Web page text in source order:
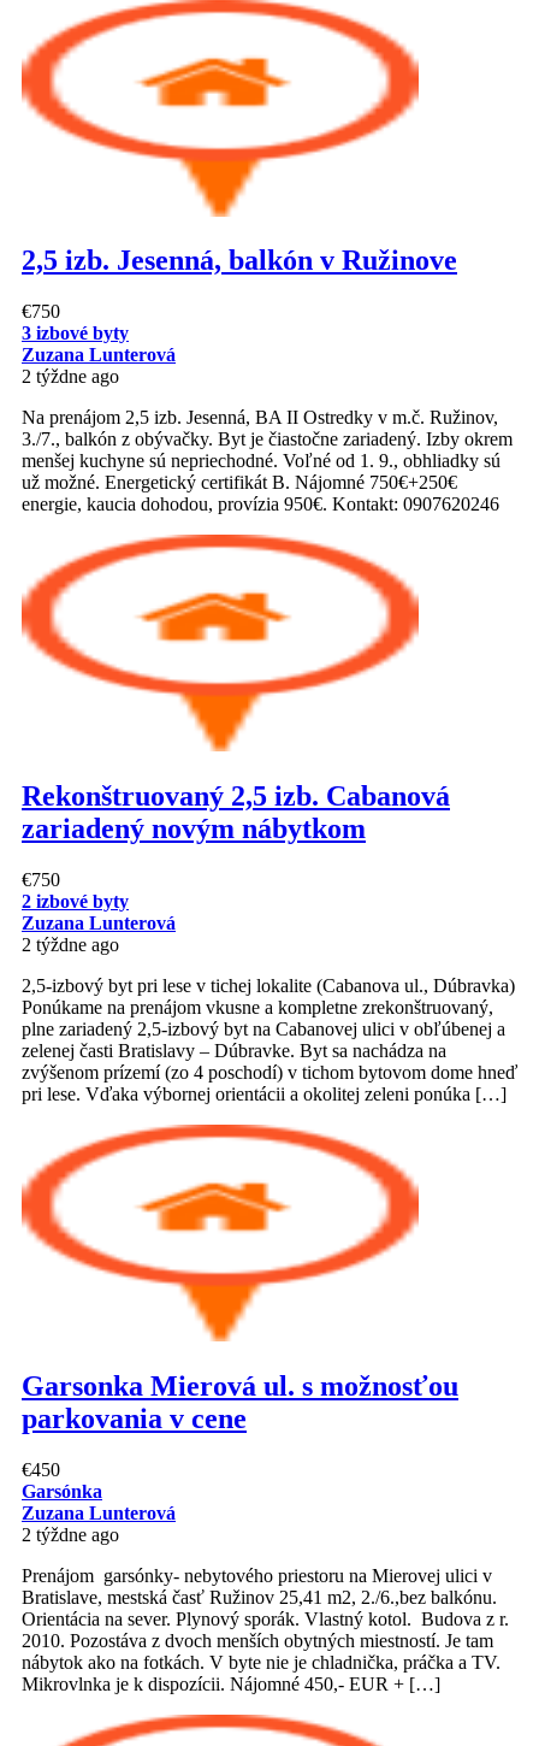
2,5 izb. Jesenná, balkón v Ružinove
€750
3 izbové byty
Zuzana Lunterová
2 týždne ago
Na prenájom 2,5 izb. Jesenná, BA II Ostredky v m.č. Ružinov,
3./7., balkón z obývačky. Byt je čiastočne zariadený. Izby okrem
menšej kuchyne sú nepriechodné. Voľné od 1. 9., obhliadky sú
už možné. Energetický certifikát B. Nájomné 750€+250€
energie, kaucia dohodou, provízia 950€. Kontakt: 0907620246
Rekonštruovaný 2,5 izb. Cabanová
zariadený novým nábytkom
€750
2 izbové byty
Zuzana Lunterová
2 týždne ago
2,5-izbový byt pri lese v tichej lokalite (Cabanova ul., Dúbravka)
Ponúkame na prenájom vkusne a kompletne zrekonštruovaný,
plne zariadený 2,5-izbový byt na Cabanovej ulici v obľúbenej a
zelenej časti Bratislavy – Dúbravke. Byt sa nachádza na
zvýšenom prízemí (zo 4 poschodí) v tichom bytovom dome hneď
pri lese. Vďaka výbornej orientácii a okolitej zeleni ponúka […]
Garsonka Mierová ul. s možnosťou
parkovania v cene
€450
Garsónka
Zuzana Lunterová
2 týždne ago
Prenájom garsónky- nebytového priestoru na Mierovej ulici v
Bratislave, mestská časť Ružinov 25,41 m2, 2./6.,bez balkónu.
Orientácia na sever. Plynový sporák. Vlastný kotol. Budova z r.
2010. Pozostáva z dvoch menších obytných miestností. Je tam
nábytok ako na fotkách. V byte nie je chladnička, práčka a TV.
Mikrovlnka je k dispozícii. Nájomné 450,- EUR + […]